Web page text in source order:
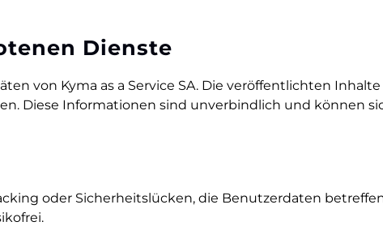
Dienste
von Kyma as a Service SA. Die veröffentlichten
Diese Informationen sind unverbindlich und können
oder Sicherheitslücken, die Benutzerdaten